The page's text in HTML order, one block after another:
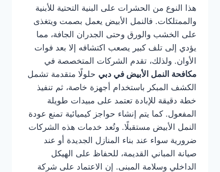
هذا النوع من الحشرات على البنية التحتية للأبنية
والممتلكات. فالنمل الأبيض يعمل بصمت ويتغذى
على الخشب والورق وحتى الجدران الجافة، مما
يؤدي إلى تلف كبير يصعب اكتشافه إلا بعد فوات
الأوان. ولذلك، تقدم الشركات المتخصصة في
مكافحة النمل الأبيض في دبي حلولًا متقدمة تشمل
الكشف المبكر باستخدام أجهزة خاصة، ثم تنفيذ
خطة دقيقة للإبادة تعتمد على مبيدات طويلة
المفعول. كما يتم إنشاء حواجز كيميائية تمنع عودة
النمل الأبيض مستقبلًا. وتُعد خدمات هذه الشركات
ضرورية سواء عند بناء المنازل الجديدة أو عند
صيانة المباني القديمة، للحفاظ على الهيكل
الداخلي وسلامة المبنى. إن الاعتماد على شركة